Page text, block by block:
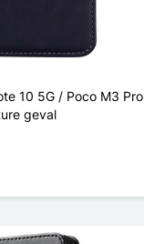
10 5G / Poco M3 Pro
geval